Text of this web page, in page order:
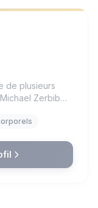
de plusieurs
Zerbib
centré
droit fiscal et
Son expertise
gestion de